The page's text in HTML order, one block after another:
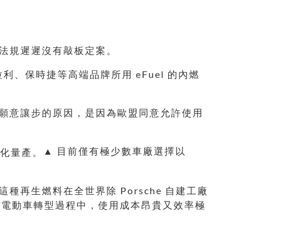
規遲遲沒有敲板定案。
、保時捷等高端品牌所用 eFuel 的內燃
意讓步的原因，是因為歐盟同意允許使用
▲ 目前僅有極少數車廠選擇以
種再生燃料在全世界除 Porsche 自建工廠
動車轉型過程中，使用成本昂貴又效率極